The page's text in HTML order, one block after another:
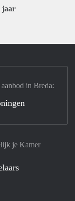
jaar
je Kamer
in Breda: